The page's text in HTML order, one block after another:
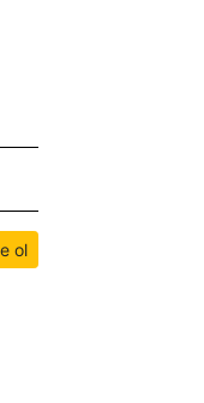
iletişim
memnunum.
İngilizceyi
isteyen
ol